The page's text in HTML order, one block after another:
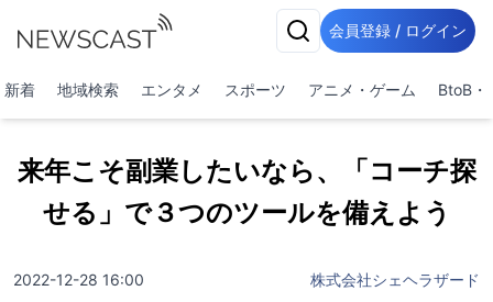
会員登録 / ログイン
新着 地域検索 エンタメ スポーツ アニメ・ゲーム BtoB・
来年こそ副業したいなら、「コーチ探
せる」で３つのツールを備えよう
2022-12-28 16:00 株式会社シェヘラザード